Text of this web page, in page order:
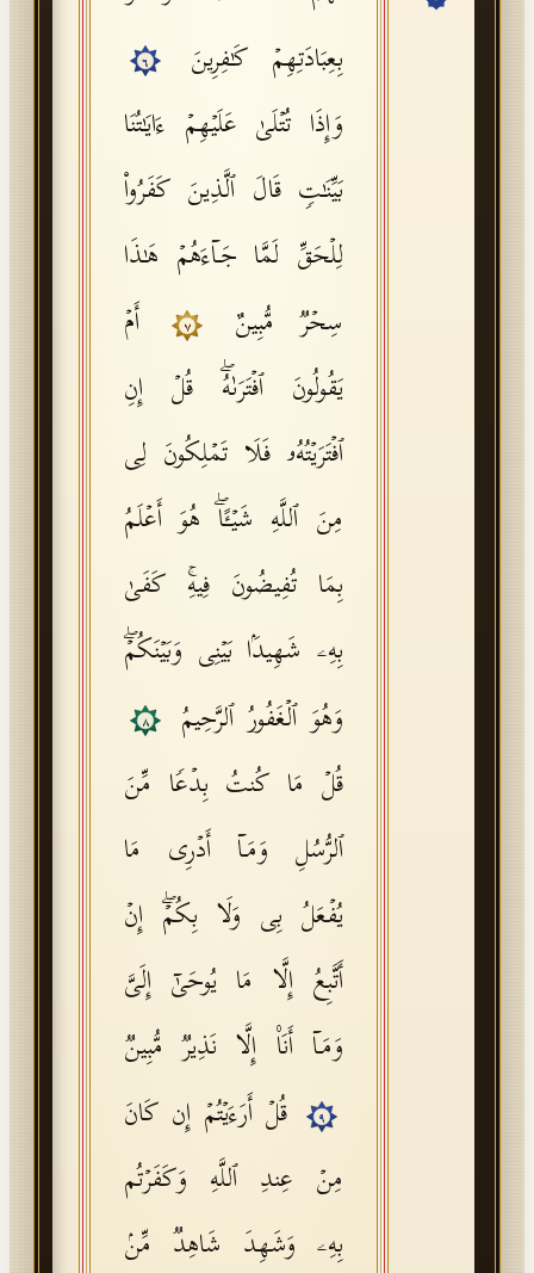
Tajweed Guide
Font Edition Tester
بِعِبَادَتِهِمۡ كَـٰفِرِینَ
٦
وَإِذَا تُتۡلَىٰ عَلَیۡهِمۡ ءَایَـٰتُنَا
بَیِّنَـٰتࣲ قَالَ ٱلَّذِینَ كَفَرُوا۟
لِلۡحَقِّ لَمَّا جَاۤءَهُمۡ هَـٰذَا
سِحۡرࣱ مُّبِینٌ
٧
أَمۡ
یَقُولُونَ ٱفۡتَرَىٰهُۖ قُلۡ إِنِ
ٱفۡتَرَیۡتُهُۥ فَلَا تَمۡلِكُونَ لِی
مِنَ ٱللَّهِ شَیۡـًٔاۖ هُوَ أَعۡلَمُ
بِمَا تُفِیضُونَ فِیهِۚ كَفَىٰ
بِهِۦ شَهِیدَۢا بَیۡنِی وَبَیۡنَكُمۡۖ
وَهُوَ ٱلۡغَفُورُ ٱلرَّحِیمُ
٨
قُلۡ مَا كُنتُ بِدۡعࣰا مِّنَ
ٱلرُّسُلِ وَمَاۤ أَدۡرِی مَا
یُفۡعَلُ بِی وَلَا بِكُمۡۖ إِنۡ
أَتَّبِعُ إِلَّا مَا یُوحَىٰۤ إِلَیَّ
وَمَاۤ أَنَا۠ إِلَّا نَذِیرࣱ مُّبِینࣱ
٩
قُلۡ أَرَءَیۡتُمۡ إِن كَانَ
مِنۡ عِندِ ٱللَّهِ وَكَفَرۡتُم
بِهِۦ وَشَهِدَ شَاهِدࣱ مِّنۢ